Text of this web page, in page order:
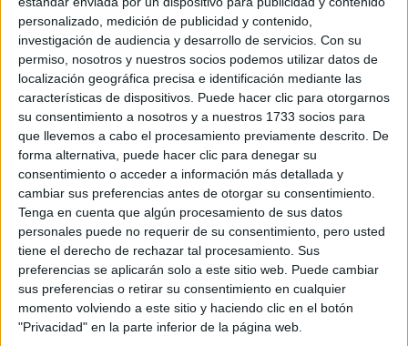
personalizado, medición de publicidad y contenido,
investigación de audiencia y desarrollo de servicios. Con su
permiso, nosotros y nuestros socios podemos utilizar datos de
localización geográfica precisa e identificación mediante las
características de dispositivos. Puede hacer clic para otorgarnos
su consentimiento a nosotros y a nuestros 1733 socios para
que llevemos a cabo el procesamiento previamente descrito. De
forma alternativa, puede hacer clic para denegar su
consentimiento o acceder a información más detallada y
cambiar sus preferencias antes de otorgar su consentimiento.
Tenga en cuenta que algún procesamiento de sus datos
personales puede no requerir de su consentimiento, pero usted
tiene el derecho de rechazar tal procesamiento. Sus
preferencias se aplicarán solo a este sitio web. Puede cambiar
sus preferencias o retirar su consentimiento en cualquier
momento volviendo a este sitio y haciendo clic en el botón
"Privacidad" en la parte inferior de la página web.
GALERÍA DE IMÁGENES
Accedé a los beneficios para suscriptores
Contenidos exclusivos
Sorteos
Descuentos en publicaciones
Participación en los eventos organizados por
Editorial Perfil.